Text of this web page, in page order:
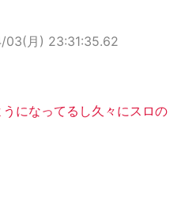
月) 23:31:35.62
になってるし久々にスロの